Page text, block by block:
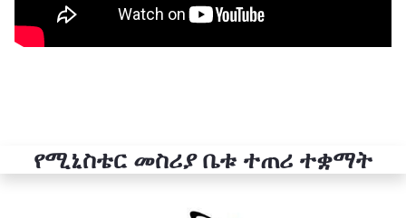
የሚኒስቴር መስሪያ ቤቱ ተጠሪ ተቋማት